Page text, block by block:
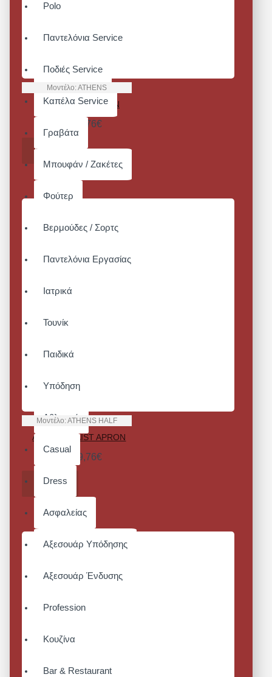
Polo
Παντελόνια Service
Ποδιές Service
Καπέλα Service
Γραβάτα
Μπουφάν / Ζακέτες
Φούτερ
Βερμούδες / Σορτς
Παντελόνια Εργασίας
Ιατρικά
Τουνίκ
Παιδικά
Υπόδηση
Αθλητικά
Casual
Dress
Ασφαλείας
Αξεσουάρ Υπόδησης
Αξεσουάρ Ένδυσης
Profession
Κουζίνα
Bar & Restaurant
Μοντέλο:ATHENS
ATHENS BIB APRON
Από 29,76€
ΚΑΛΆΘΙ
Μοντέλο:ATHENS HALF
ATHENS WAIST APRON
Από 29,76€
ΚΑΛΆΘΙ